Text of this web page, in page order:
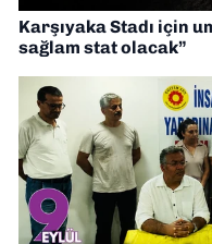
Karşıyaka Stadı için
sağlam stat olacak”